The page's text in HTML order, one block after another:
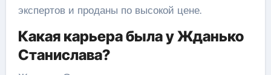
экспертов и проданы по высокой цене.
Какая карьера была у Жданько
Станислава?